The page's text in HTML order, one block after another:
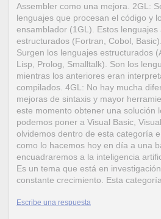
Assembler como una mejora. 2GL:
lenguajes que procesan el código y
ensamblador (1GL). Estos lenguajes
estructurados (Fortran, Cobol,
Surgen los lenguajes estructurados
Lisp, Prolog, Smalltalk). Son los
mientras los anteriores eran
compilados. 4GL: No hay mucha
mejoras de sintaxis y mayor
este momento obtener una solución
podemos poner a Visual Basic,
olvidemos dentro de esta categoría
como lo hacemos hoy en día a una
encuadraremos a la inteligencia
Es un tema que está en
constante crecimiento. Esta
Escribe una respuesta